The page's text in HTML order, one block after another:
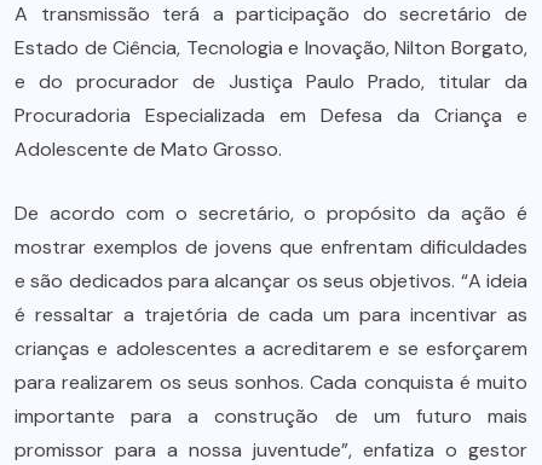
A transmissão terá a participação do secretário de
Estado de Ciência, Tecnologia e Inovação, Nilton Borgato,
e do procurador de Justiça Paulo Prado, titular da
Procuradoria Especializada em Defesa da Criança e
Adolescente de Mato Grosso.
De acordo com o secretário, o propósito da ação é
mostrar exemplos de jovens que enfrentam dificuldades
e são dedicados para alcançar os seus objetivos. “A ideia
é ressaltar a trajetória de cada um para incentivar as
crianças e adolescentes a acreditarem e se esforçarem
para realizarem os seus sonhos. Cada conquista é muito
importante para a construção de um futuro mais
promissor para a nossa juventude”, enfatiza o gestor